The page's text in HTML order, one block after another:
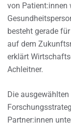
von Patient:innen
besteht gerade
auf dem
erklärt
Achleitner.
Die
Partner:innen